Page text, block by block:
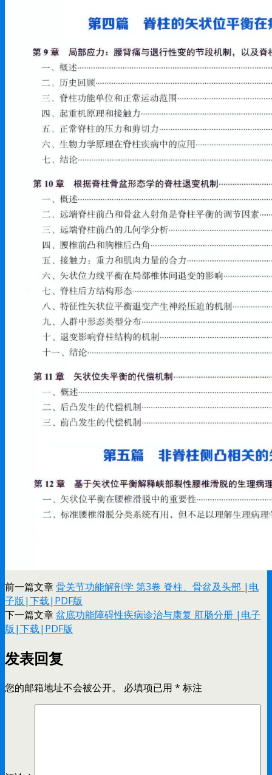
前一篇文章骨关节功能解剖学 第3卷 脊柱、骨盆及头部 |电
子版|下载|PDF版
下一篇文章盆底功能障碍性疾病诊治与康复 肛肠分册 |电子
版|下载|PDF版
发表回复
您的邮箱地址不会被公开。 必填项已用 * 标注